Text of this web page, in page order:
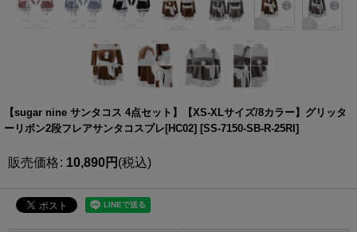
【sugar nine サンタコス 4点セット】【XS-XLサイズ/8カラー】グリッタ
ーリボン2段フレアサンタコスプレ[HC02] [SS-7150-SB-R-25RI ]
販売価格: 10,890円 (税込)